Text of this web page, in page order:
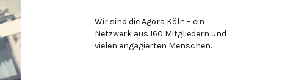
Wir sind die Agora Köln – ein
Netzwerk aus 160 Mitgliedern und
vielen engagierten Menschen.